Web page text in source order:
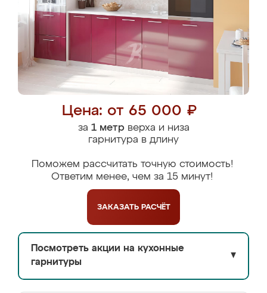
Цена: от 65 000 ₽
за 1 метрверха и низа
гарнитура в длину
Поможем рассчитать точную стоимость!
Ответим менее, чем за 15 минут!
ЗАКАЗАТЬ РАСЧЁТ
Посмотреть акции на кухонные
гарнитуры
▼